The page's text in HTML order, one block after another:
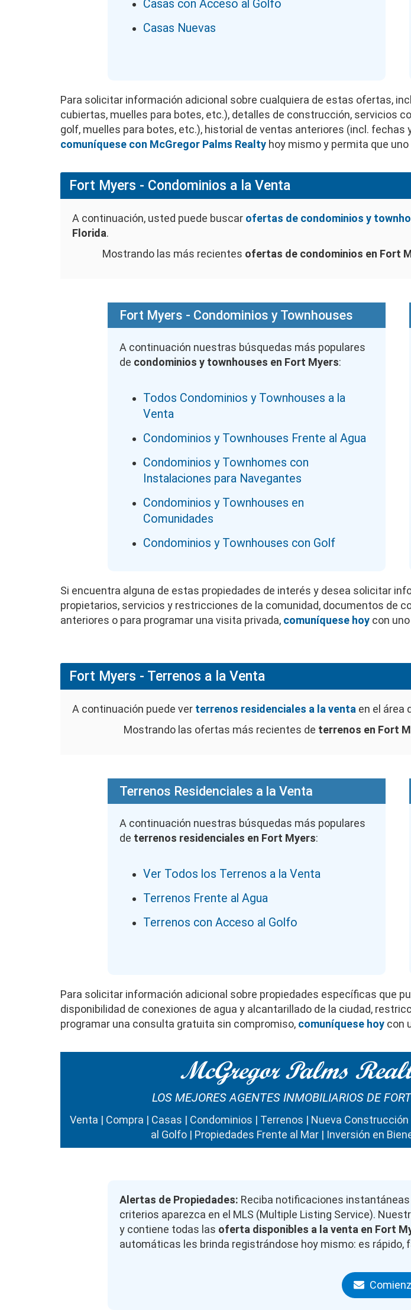
Casas con Acceso al Golfo
Casas Nuevas
Para solicitar información adicional sobre cualquiera de estas ofertas,
cubiertas, muelles para botes, etc.), detalles de construcción, servicios
golf, muelles para botes, etc.), historial de ventas anteriores (incl.
comuníquese con McGregor Palms Realty hoy mismo y permita que uno
Fort Myers - Condominios a la Venta
A continuación, usted puede buscar ofertas de condominios y
Florida.
Mostrando las más recientes ofertas de condominios en Fort
Fort Myers - Condominios y Townhouses
A continuación nuestras búsquedas más populares
de condominios y townhouses en Fort Myers:
Todos Condominios y Townhouses a la
Venta
Condominios y Townhouses Frente al Agua
Condominios y Townhomes con
Instalaciones para Navegantes
Condominios y Townhouses en
Comunidades
Condominios y Townhouses con Golf
Si encuentra alguna de estas propiedades de interés y desea solicitar
propietarios, servicios y restricciones de la comunidad, documentos de
anteriores o para programar una visita privada, comuníquese hoy con
Fort Myers - Terrenos a la Venta
A continuación puede ver terrenos residenciales a la venta en el área
Mostrando las ofertas más recientes de terrenos en Fort
Terrenos Residenciales a la Venta
A continuación nuestras búsquedas más populares
de terrenos residenciales en Fort Myers:
Ver Todos los Terrenos a la Venta
Terrenos Frente al Agua
Terrenos con Acceso al Golfo
Para solicitar información adicional sobre propiedades específicas que
disponibilidad de conexiones de agua y alcantarillado de la ciudad,
programar una consulta gratuita sin compromiso, comuníquese hoy con
McGregor Palms
LOS MEJORES AGENTES INMOBILIARIOS DE
Venta | Compra | Casas | Condominios | Terrenos | Nueva
al Golfo | Propiedades Frente al Mar | Inversión en
Alertas de Propiedades: Reciba notificaciones
criterios aparezca en el MLS (Multiple Listing Service).
y contiene todas las oferta disponibles a la venta en Fort
automáticas les brinda registrándose hoy mismo: es rápido,